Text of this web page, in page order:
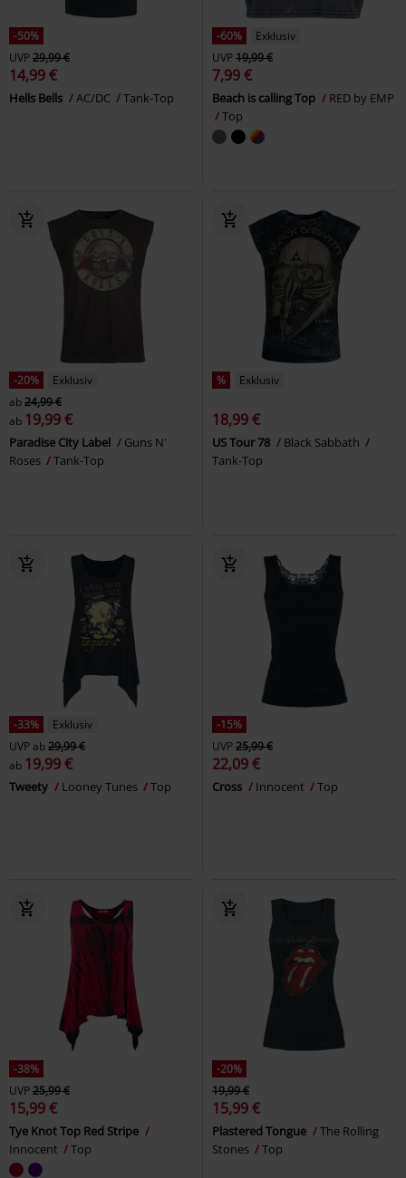
-50%
UVP29,99 €
14,99 €
Hells Bells AC/DC Tank-Top
-60%
Exklusiv
UVP19,99 €
7,99 €
Beach is calling Top
RED by EMP
Top
-20%
Exklusiv
ab24,99 €
ab 19,99 €
Paradise City Label
Guns N'
Roses
Tank-Top
% Exklusiv
18,99 €
US Tour 78
Black Sabbath
Tank-Top
-33%
Exklusiv
UVPab29,99 €
ab 19,99 €
Tweety Looney Tunes Top
-15%
UVP25,99 €
22,09 €
Cross Innocent Top
-38%
UVP25,99 €
15,99 €
Tye Knot Top Red Stripe
Innocent
Top
-20%
19,99 €
15,99 €
Plastered Tongue
The Rolling
Stones
Top